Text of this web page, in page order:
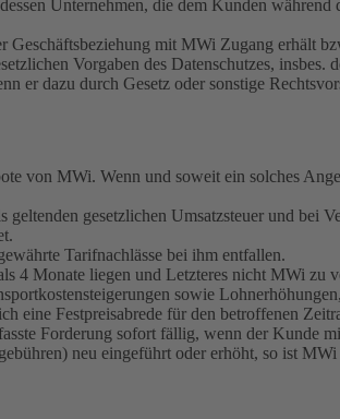
Unternehmen, die dem Kunden
mit MWi Zugang erhält
Vorgaben des Datenschutzes,
er dazu durch Gesetz oder sonstige
von MWi. Wenn und soweit ein solches
gesetzlichen Umsatzsteuer und bei
Tarifnachlässe bei ihm entfallen.
4 Monate liegen und Letzteres nicht MWi zu
sowie
eine Festpreisabrede für den betroffenen
Forderung sofort fällig, wenn der Kunde
neu eingeführt oder erhöht, so ist